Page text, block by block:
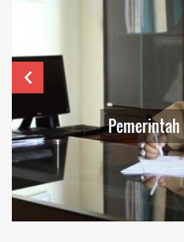
BUMDesa